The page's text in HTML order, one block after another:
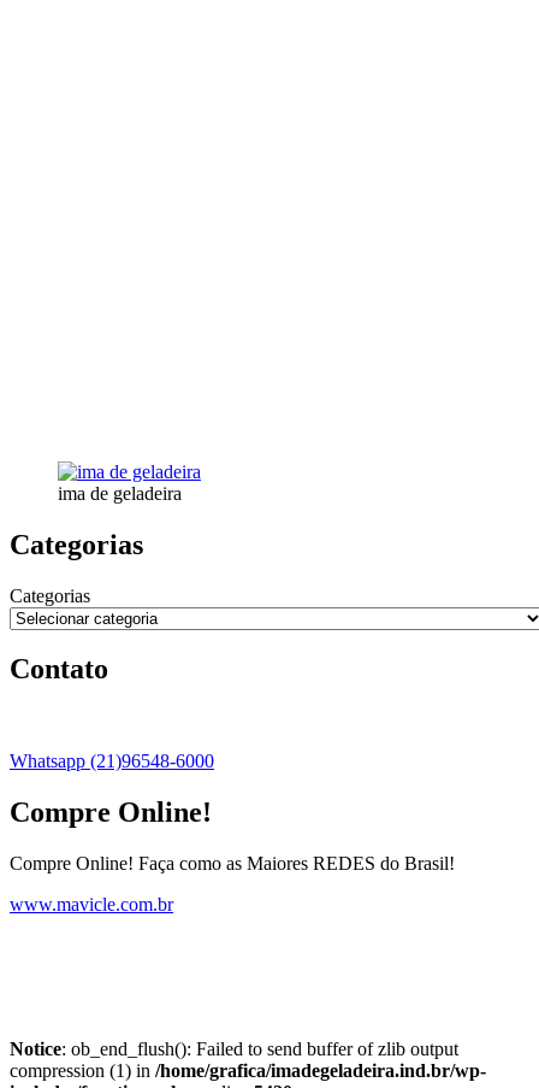
ima de geladeira
Categorias
Categorias
Contato
Whatsapp (21)96548-6000
Compre Online!
Compre Online! Faça como as Maiores REDES do Brasil!
www.mavicle.com.br
Notice: ob_end_flush(): Failed to send buffer of zlib output
compression (1) in /home/grafica/imadegeladeira.ind.br/wp-